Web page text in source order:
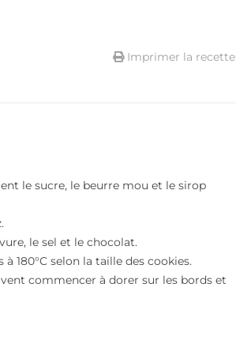
Imprimer la recette
le sucre, le beurre mou et le sirop
le sel et le chocolat.
à 180°C selon la taille des cookies.
commencer à dorer sur les bords et